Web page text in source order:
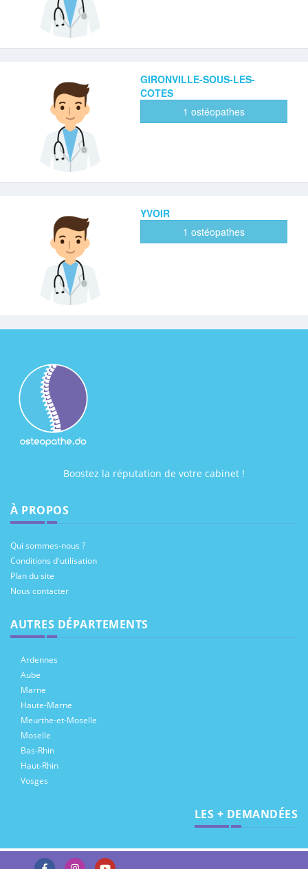
GIRONVILLE-SOUS-LES-
COTES
1 ostéopathes
YVOIR
1 ostéopathes
Boostez la réputation de votre cabinet !
À PROPOS
Qui sommes-nous ?
Conditions d'utilisation
Plan du site
Nous contacter
AUTRES DÉPARTEMENTS
Ardennes
Aube
Marne
Haute-Marne
Meurthe-et-Moselle
Moselle
Bas-Rhin
Haut-Rhin
Vosges
LES + DEMANDÉES